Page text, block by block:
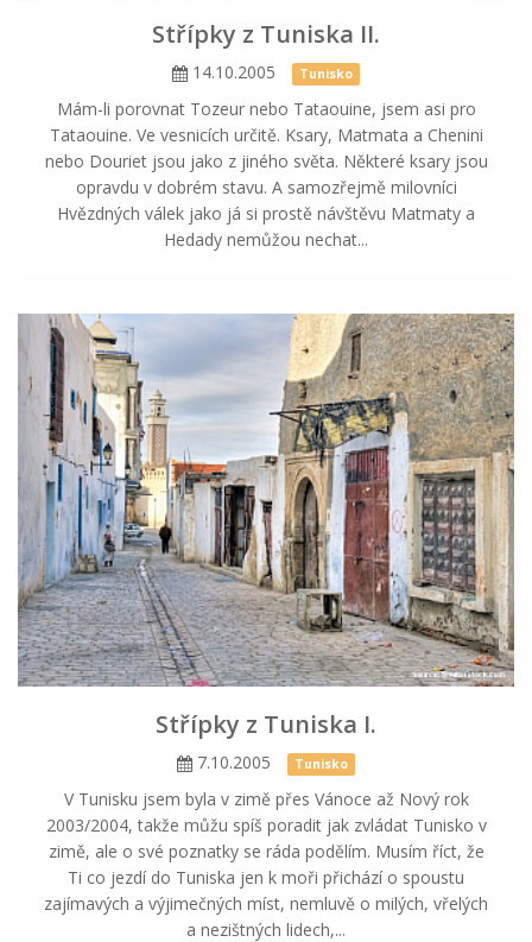
Střípky z Tuniska II.
14.10.2005 Tunisko
Mám-li porovnat Tozeur nebo Tataouine, jsem asi pro
Tataouine. Ve vesnicích určitě. Ksary, Matmata a Chenini
nebo Douriet jsou jako z jiného světa. Některé ksary jsou
opravdu v dobrém stavu. A samozřejmě milovníci
Hvězdných válek jako já si prostě návštěvu Matmaty a
Hedady nemůžou nechat...
Střípky z Tuniska I.
7.10.2005 Tunisko
V Tunisku jsem byla v zimě přes Vánoce až Nový rok
2003/2004, takže můžu spíš poradit jak zvládat Tunisko v
zimě, ale o své poznatky se ráda podělím. Musím říct, že
Ti co jezdí do Tuniska jen k moři přichází o spoustu
zajímavých a výjimečných míst, nemluvě o milých, vřelých
a nezištných lidech,...